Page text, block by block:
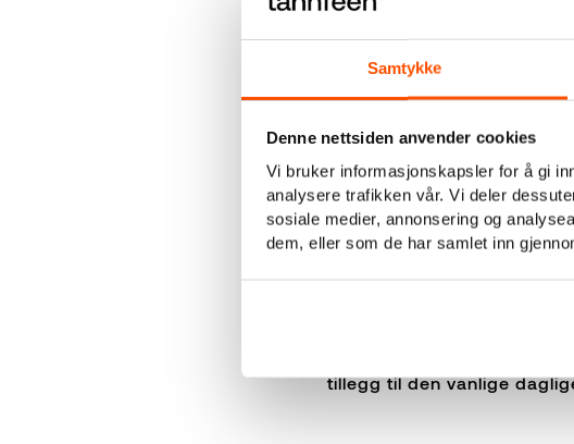
Samtykke
Denne nettsiden anvender cookies
Vi bruker informasjonskapsler for å gi
analysere trafikken vår. Vi deler
sosiale medier, annonsering og
dem, eller som de har samlet inn
Ising i tennene kan være
på tennene.
Hull som får utvikle seg i
mat og drikke, samt varme
Behandling av små
Så lenge hullet er lite og
begynnende hull vil
med fluor og tanntråd. I
Ved små hull i tennene,
tillegg til den vanlige